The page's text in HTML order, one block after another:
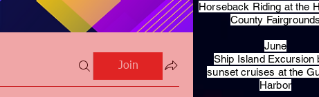
Join
Horseback Riding at the
County
June
Ship Island Excursion
sunset cruises at the
Harbor